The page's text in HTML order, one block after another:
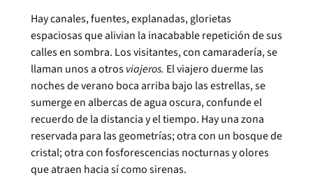
Hay canales, fuentes, explanadas, glorietas
espaciosas que alivian la inacabable repetición de sus
calles en sombra. Los visitantes, con camaradería, se
llaman unos a otros viajeros. El viajero duerme las
noches de verano boca arriba bajo las estrellas, se
sumerge en albercas de agua oscura, confunde el
recuerdo de la distancia y el tiempo. Hay una zona
reservada para las geometrías; otra con un bosque de
cristal; otra con fosforescencias nocturnas y olores
que atraen hacia sí como sirenas.